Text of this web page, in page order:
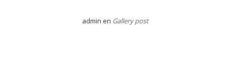
admin en Gallery post